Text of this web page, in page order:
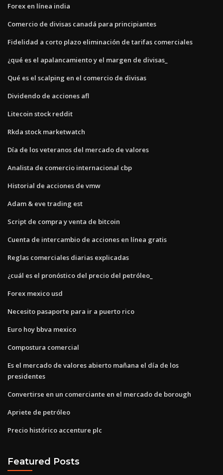
Forex en línea india
Comercio de divisas canadá para principiantes
Fidelidad a corto plazo eliminación de tarifas comerciales
¿qué es el apalancamiento y el margen de divisas_
Qué es el scalping en el comercio de divisas
Dividendo de acciones afl
Litecoin stock reddit
Rkda stock marketwatch
Día de los veteranos del mercado de valores
Analista de comercio internacional cbp
Historial de acciones de vmw
Adam & eve trading est
Script de compra y venta de bitcoin
Cuenta de intercambio de acciones en línea gratis
Reglas comerciales diarias explicadas
¿cuál es el pronóstico del precio del petróleo_
Forex mexico usd
Necesito pasaporte para ir a puerto rico
Euro hoy bbva mexico
Compostura comercial
Es el mercado de valores abierto mañana el día de los
presidentes
Convertirse en un comerciante en el mercado de borough
Apriete de petróleo
Precio histórico accenture plc
Featured Posts